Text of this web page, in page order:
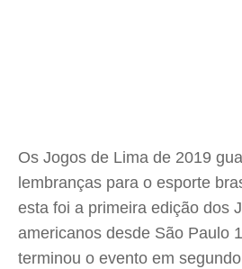
Os Jogos de Lima de 2019
lembranças para o esporte
esta foi a primeira edição dos
americanos desde São Paulo
terminou o evento em